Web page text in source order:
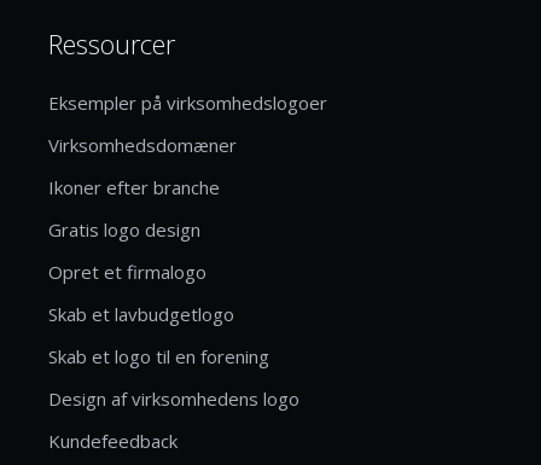
Ressourcer
Eksempler på virksomhedslogoer
Virksomhedsdomæner
Ikoner efter branche
Gratis logo design
Opret et firmalogo
Skab et lavbudgetlogo
Skab et logo til en forening
Design af virksomhedens logo
Kundefeedback